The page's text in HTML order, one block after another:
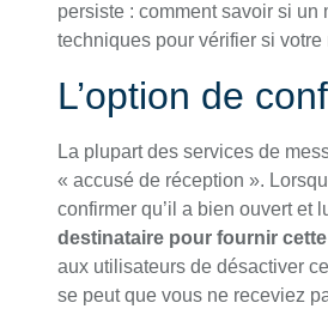
persiste : comment savoir si
techniques pour vérifier si
L’option de
La plupart des services de
« accusé de réception ».
confirmer qu’il a bien ouvert et
destinataire pour fournir
aux utilisateurs de désactiver
se peut que vous ne receviez